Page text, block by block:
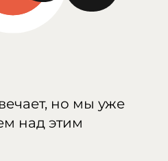
но мы уже
над этим